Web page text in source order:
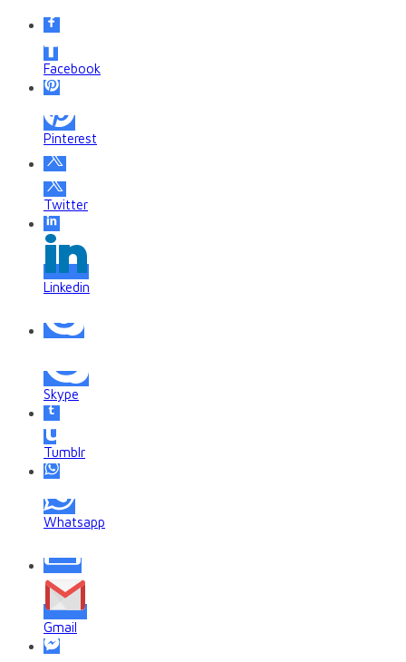
Facebook
Pinterest
Twitter
Linkedin
Skype
Tumblr
Whatsapp
Gmail